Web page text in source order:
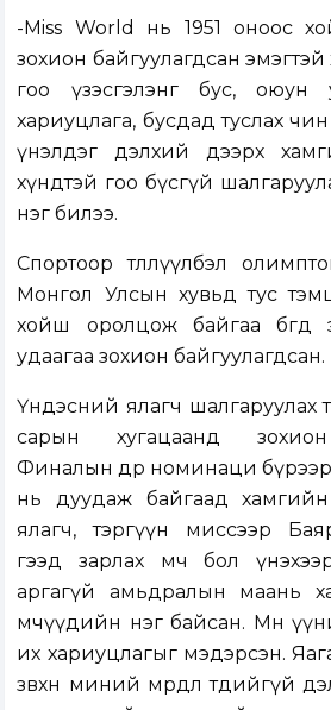
-Miss World нь 1951 оноос
зохион байгуулагдсан эмэгтэй
гоо үзэсгэлэнг бус, оюун
хариуцлага, бусдад туслах
үнэлдэг дэлхий дээрх
хүндтэй гоо бүсгүй
нэг билээ.
Спортоор төлөөлүүлбэл
Монгол Улсын хувьд тус
хойш оролцож байгаа
удаагаа зохион байгуулагдсан.
Үндэсний ялагч шалгаруулах
сарын хугацаанд зохион
Финалын өдөр номинаци
нь дуудаж байгаад
ялагч, тэргүүн миссээр
гээд зарлах мөч бол
аргагүй амьдралын маань
мөчүүдийн нэг байсан. Мөн
их хариуцлагыг мэдэрсэн.
зөвхөн миний мөрөөдөл